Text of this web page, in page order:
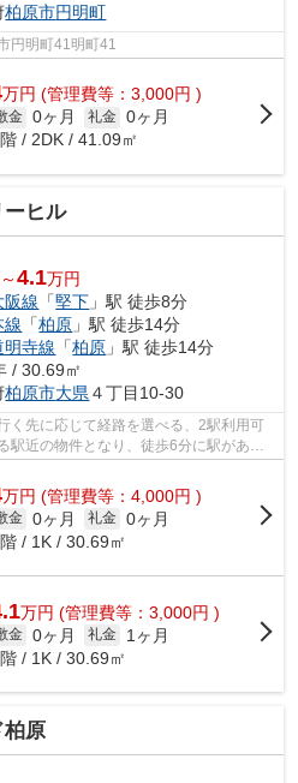
柏原市円明町
円明町41明町41
万円 (管理費等：3,000円 )
金 0ヶ月 礼金 0ヶ月
/ 2DK / 41.09㎡
ーヒル
4.1万円
阪線 「堅下 」駅 徒歩8分
線 「柏原 」駅 徒歩14分
明寺線 「柏原 」駅 徒歩14分
/ 30.69㎡
柏原市大県４丁目10-30
く先に応じて経路を選べる、2駅利用可
駅近の物件となり、徒歩6分に駅があり
万円 (管理費等：4,000円 )
金 0ヶ月 礼金 0ヶ月
/ 1K / 30.69㎡
万円 (管理費等：3,000円 )
金 0ヶ月 礼金
1ヶ月
/ 1K / 30.69㎡
柏原